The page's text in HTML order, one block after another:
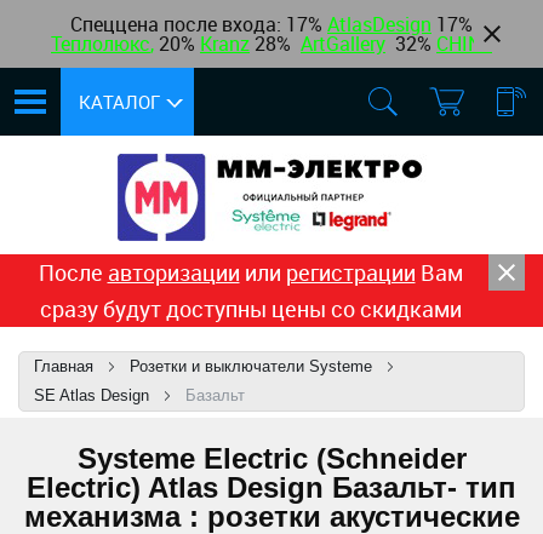
Спеццена после входа: 17% AtlasDesign 17%
Теплолюкс, 20% Kranz 28% ArtGallery 32% CHINT
КАТАЛОГ
После авторизации или регистрации Вам
сразу будут доступны цены со скидками
Главная
Розетки и выключатели Systeme
SE Atlas Design
Базальт
Systeme Electric (Schneider
Electric) Atlas Design Базальт- тип
механизма : розетки акустические